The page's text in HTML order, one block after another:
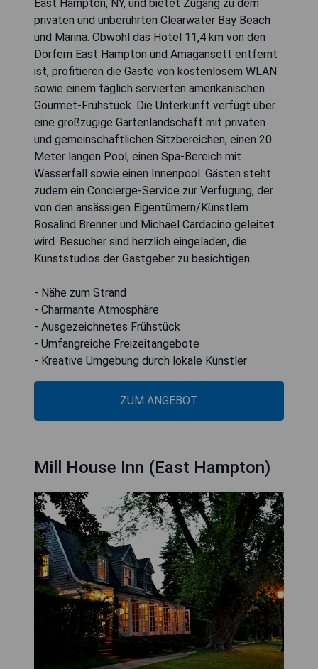
East Hampton, NY, und bietet Zugang zu dem
privaten und unberührten Clearwater Bay Beach
und Marina. Obwohl das Hotel 11,4 km von den
Dörfern East Hampton und Amagansett entfernt
ist, profitieren die Gäste von kostenlosem WLAN
sowie einem täglich servierten amerikanischen
Gourmet-Frühstück. Die Unterkunft verfügt über
eine großzügige Gartenlandschaft mit privaten
und gemeinschaftlichen Sitzbereichen, einen 20
Meter langen Pool, einen Spa-Bereich mit
Wasserfall sowie einen Innenpool. Gästen steht
zudem ein Concierge-Service zur Verfügung, der
von den ansässigen Eigentümern/Künstlern
Rosalind Brenner und Michael Cardacino geleitet
wird. Besucher sind herzlich eingeladen, die
Kunststudios der Gastgeber zu besichtigen.
- Nähe zum Strand
- Charmante Atmosphäre
- Ausgezeichnetes Frühstück
- Umfangreiche Freizeitangebote
- Kreative Umgebung durch lokale Künstler
ZUM ANGEBOT
Mill House Inn (East Hampton)